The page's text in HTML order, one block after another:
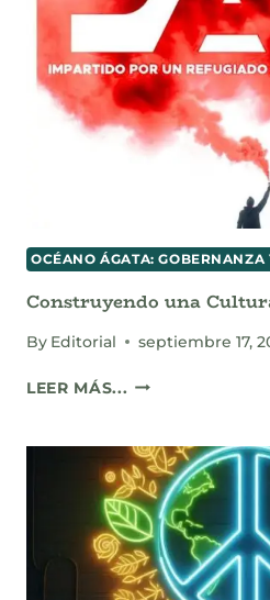
MEXICANAS
PARA
UN
FUTURO
INCLUSIVO,
EQUITATIVO
Y
OCÉANO ÁGATA: GOBERNANZA
Construyendo una
By Editorial septiembre 17,
LEER MÁS... CONSTRUYENDO
DE
PAZ